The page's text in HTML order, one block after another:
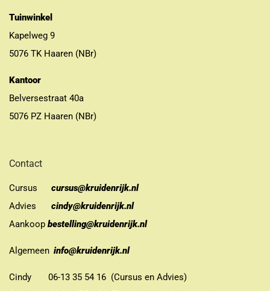
Tuinwinkel
Kapelweg 9
5076 TK Haaren (NBr)
Kantoor
Belversestraat 40a
5076 PZ Haaren (NBr)
Contact
Cursus
cursus@kruidenrijk.nl
Advies
cindy@kruidenrijk.nl
Aankoop bestelling@kruidenrijk.nl
Algemeen info@kruidenrijk.nl
Cindy 06-13 35 54 16 (Cursus en Advies)